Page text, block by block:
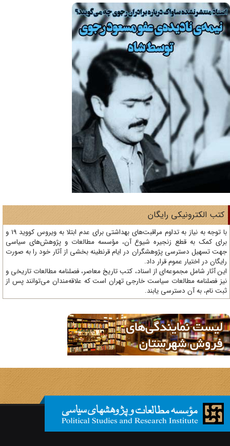
الکترونیکی رایگان
با توجه به نیاز به تداوم مراقبت‌های بهداشتی برای عدم ابتلا به ویروس کووید 19 و
کمک به قطع زنجیره شیوع آن، مؤسسه مطالعات و پژوهش‌های سیاسی
تسهیل دسترسی پژوهشگران در ایام قرنطینه بخشی از آثار خود را به صورت
در اختیار عموم قرار داد.
آثار شامل مجموعه‌ای از اسناد، کتب تاریخ معاصر، فصلنامه‌ مطالعات تاریخی و
فصلنامه مطالعات سیاست خارجی تهران است که علاقه‌مندان می‌توانند پس از
نام، به آن دسترسی یابند.